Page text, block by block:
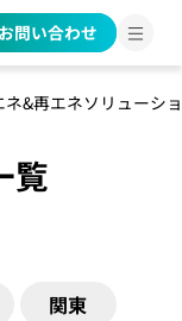
お問い合わせ
ネ&再エネソリューシ
覧
関東